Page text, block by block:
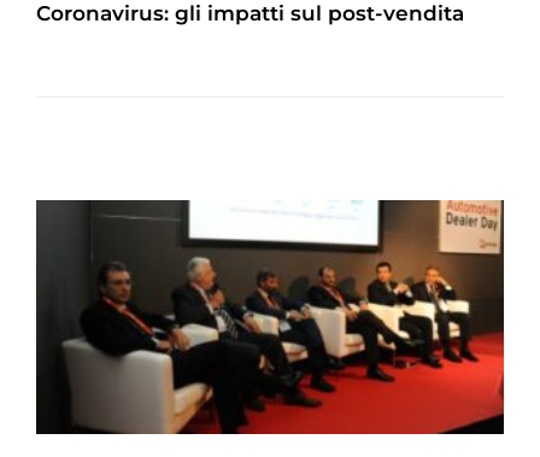
Coronavirus: gli impatti sul post-vendita